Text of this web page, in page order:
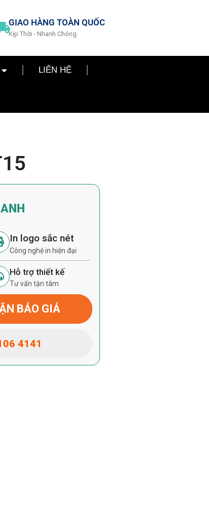
GIAO HÀNG TOÀN QUỐC
Kịp Thời - Nhanh Chóng
LIÊN HỆ
In logo sắc nét
Công nghệ in hiện đại
Hỗ trợ thiết kế
Tư vấn tận tâm
BÁO GIÁ
4141